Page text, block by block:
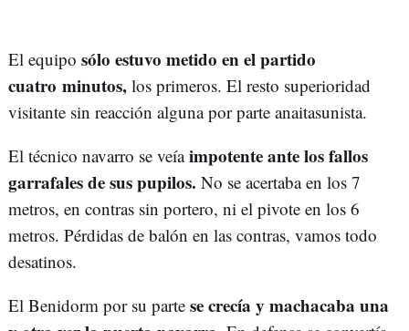
El equipo sólo estuvo metido en el partido
cuatro minutos, los primeros. El resto superioridad
visitante sin reacción alguna por parte anaitasunista.
El técnico navarro se veíaimpotente ante los fallos
garrafales de sus pupilos. No se acertaba en los 7
metros, en contras sin portero, ni el pivote en los 6
metros. Pérdidas de balón en las contras, vamos todo
desatinos.
El Benidorm por su parte se crecía y machacaba una